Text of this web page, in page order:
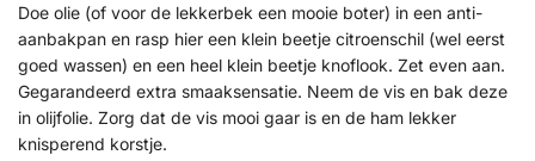
Doe olie (of voor de lekkerbek een mooie boter) in een anti-
aanbakpan en rasp hier een klein beetje citroenschil (wel eerst
goed wassen) en een heel klein beetje knoflook. Zet even aan.
Gegarandeerd extra smaaksensatie. Neem de vis en bak deze
in olijfolie. Zorg dat de vis mooi gaar is en de ham lekker
knisperend korstje.